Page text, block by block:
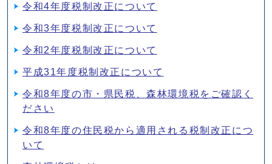
令和4年度税制改正について
令和3年度税制改正について
令和2年度税制改正について
平成31年度税制改正について
令和8年度の市・県民税、森林環境税をご確認く
ださい
令和8年度の住民税から適用される税制改正につ
いて